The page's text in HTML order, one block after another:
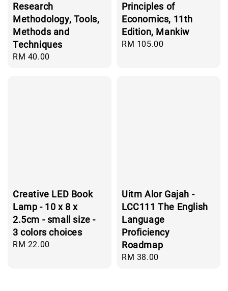
Research
Methodology, Tools,
Methods and
Techniques
Regular
RM 40.00
Principles of
Economics, 11th
Edition, Mankiw
Regular
RM 105.00
Creative LED Book
Lamp - 10 x 8 x
2.5cm - small size -
3 colors choices
Regular
RM 22.00
Uitm Alor Gajah -
LCC111 The English
Language
Proficiency
Roadmap
Regular
RM 38.00